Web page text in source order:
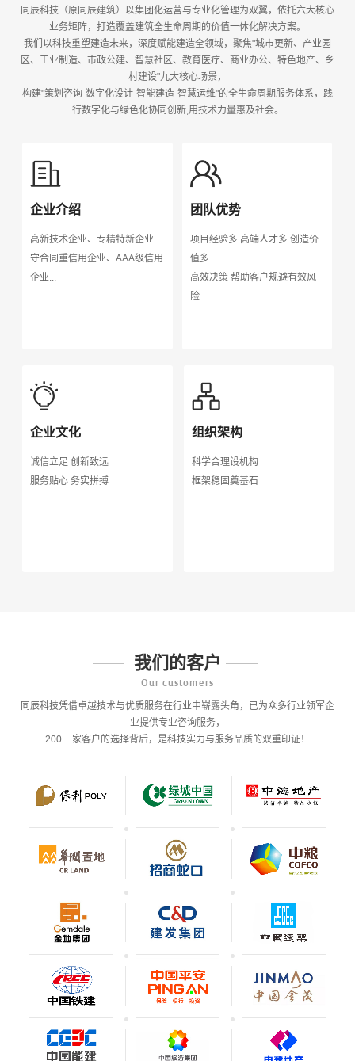
同辰科技（原同辰建筑）以集团化运营与专业化管理为双翼，依托六大核心
业务矩阵，打造覆盖建筑全生命周期的价值一体化解决方案。
我们以科技重塑建造未来，深度赋能建造全领域，聚焦"城市更新、产业园
区、工业制造、市政公建、智慧社区、教育医疗、商业办公、特色地产、乡
村建设"九大核心场景，
构建"策划咨询-数字化设计-智能建造-智慧运维"的全生命周期服务体系，践
行数字化与绿色化协同创新,用技术力量惠及社会。
企业介绍
高新技术企业、专精特新企业
守合同重信用企业、AAA级信用
企业...
团队优势
项目经验多 高端人才多 创造价
值多
高效决策 帮助客户规避有效风
险
企业文化
诚信立足 创新致远
服务贴心 务实拼搏
组织架构
科学合理设机构
框架稳固奠基石
我们的客户
Our customers
同辰科技凭借卓越技术与优质服务在行业中崭露头角，已为众多行业领军企
业提供专业咨询服务，
200 + 家客户的选择背后，是科技实力与服务品质的双重印证！